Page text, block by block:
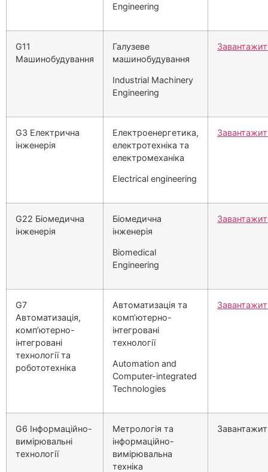
Engineering
G11
Машинобудування
Галузеве
машинобудування
Industrial Machinery
Engineering
G3 Електрична
інженерія
Електроенергетика,
електротехніка та
електромеханіка
Electrical engineering
G22 Біомедична
інженерія
Біомедична
інженерія
Biomedical
Engineering
G7
Автоматизація,
комп’ютерно-
інтегровані
технології та
робототехніка
Автоматизація та
комп’ютерно-
інтегровані
технології
Automation and
Computer-integrated
Technologies
G6 Інформаційно-
вимірювальні
технології
Метрологія та
інформаційно-
вимірювальна
техніка